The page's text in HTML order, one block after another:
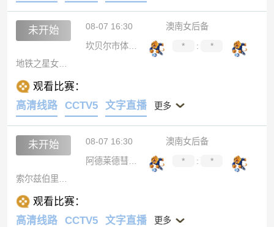
未开始 08-07 16:30
澳南女后备
坎贝尔市体育馆女足后备队
* :
*
地铁之星女足后备队
观看比赛：
高清线路
CCTV5 文字直播 更多
未开始 08-07 16:30
澳南女后备
阿德莱德彗星女足后备
* :
*
观看比赛：
高清线路
CCTV5 文字直播 更多